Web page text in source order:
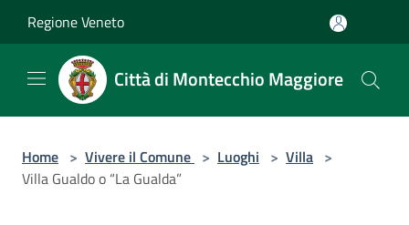
Regione Veneto
Città di Montecchio Maggiore
Home > Vivere il Comune > Luoghi > Villa >
Villa Gualdo o “La Gualda”